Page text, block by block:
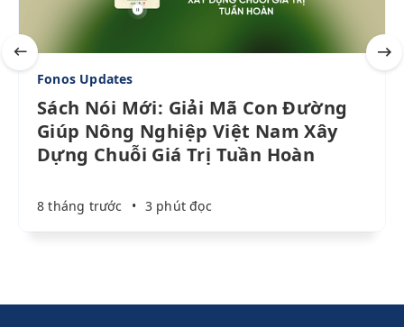
Fonos Updates
Sách Nói Mới: Giải Mã Con Đường
Giúp Nông Nghiệp Việt Nam Xây
Dựng Chuỗi Giá Trị Tuần Hoàn
8 tháng trước • 3 phút đọc